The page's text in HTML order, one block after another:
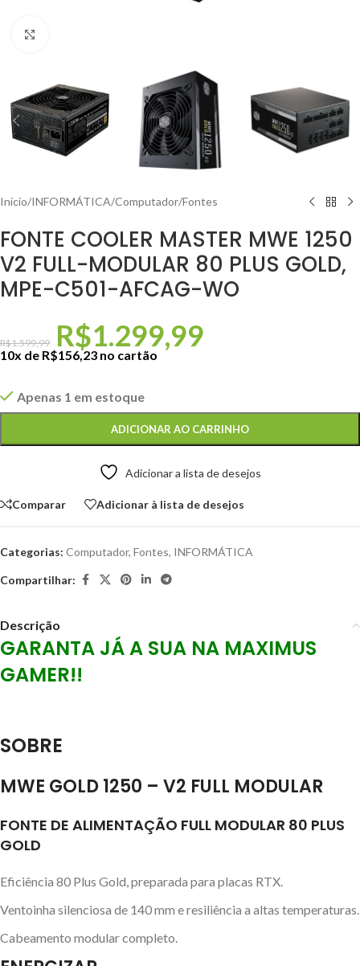
Início/INFORMÁTICA/Computador/Fontes
FONTE COOLER MASTER MWE 1250
V2 FULL-MODULAR 80 PLUS GOLD,
MPE-C501-AFCAG-WO
R$1.599,99 R$1.299,99
10x de R$156,23 no cartão
Apenas 1 em estoque
ADICIONAR AO CARRINHO
Adicionar a lista de desejos
Comparar Adicionar à lista de desejos
Categorias: Computador, Fontes, INFORMÁTICA
Compartilhar:
Descrição
GARANTA JÁ A SUA NA MAXIMUS
GAMER!!
SOBRE
MWE GOLD 1250 – V2 FULL MODULAR
FONTE DE ALIMENTAÇÃO FULL MODULAR 80 PLUS
GOLD
Eficiência 80 Plus Gold, preparada para placas RTX.
Ventoinha silenciosa de 140 mm e resiliência a altas temperaturas.
Cabeamento modular completo.